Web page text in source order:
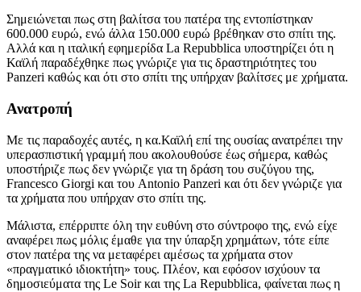
Σημειώνεται πως στη βαλίτσα του πατέρα της εντοπίστηκαν
600.000 ευρώ, ενώ άλλα 150.000 ευρώ βρέθηκαν στο σπίτι της.
Αλλά και η ιταλική εφημερίδα La Repubblica υποστηρίζει ότι η
Καϊλή παραδέχθηκε πως γνώριζε για τις δραστηριότητες του
Panzeri καθώς και ότι στο σπίτι της υπήρχαν βαλίτσες με χρήματα.
Ανατροπή
Με τις παραδοχές αυτές, η κα.Καϊλή επί της ουσίας ανατρέπει την
υπερασπιστική γραμμή που ακολουθούσε έως σήμερα, καθώς
υποστήριζε πως δεν γνώριζε για τη δράση του συζύγου της,
Francesco Giorgi και του Antonio Panzeri και ότι δεν γνώριζε για
τα χρήματα που υπήρχαν στο σπίτι της.
Μάλιστα, επέρριπτε όλη την ευθύνη στο σύντροφο της, ενώ είχε
αναφέρει πως μόλις έμαθε για την ύπαρξη χρημάτων, τότε είπε
στον πατέρα της να μεταφέρει αμέσως τα χρήματα στον
«πραγματικό ιδιοκτήτη» τους. Πλέον, και εφόσον ισχύουν τα
δημοσιεύματα της Le Soir και της La Repubblica, φαίνεται πως η